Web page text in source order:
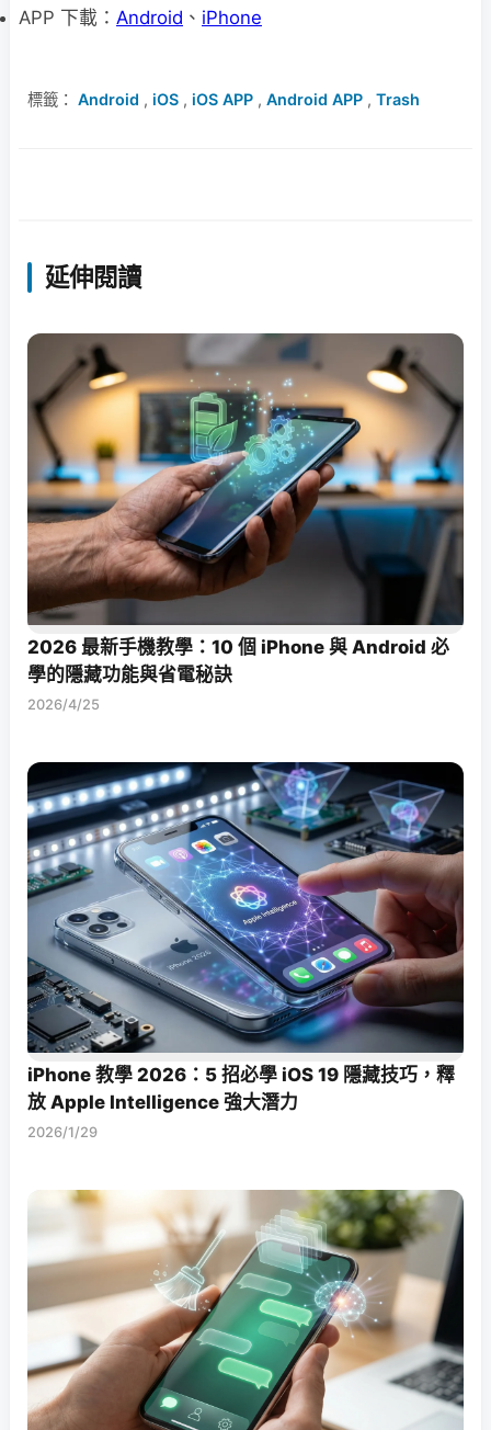
APP 下載： Android 、 iPhone
標籤： Android , iOS , iOS APP , Android APP , Trash
延伸閱讀
2026 最新手機教學：10 個 iPhone 與 Android 必
學的隱藏功能與省電秘訣
2026/4/25
iPhone 教學 2026：5 招必學 iOS 19 隱藏技巧，釋
放 Apple Intelligence 強大潛力
2026/1/29